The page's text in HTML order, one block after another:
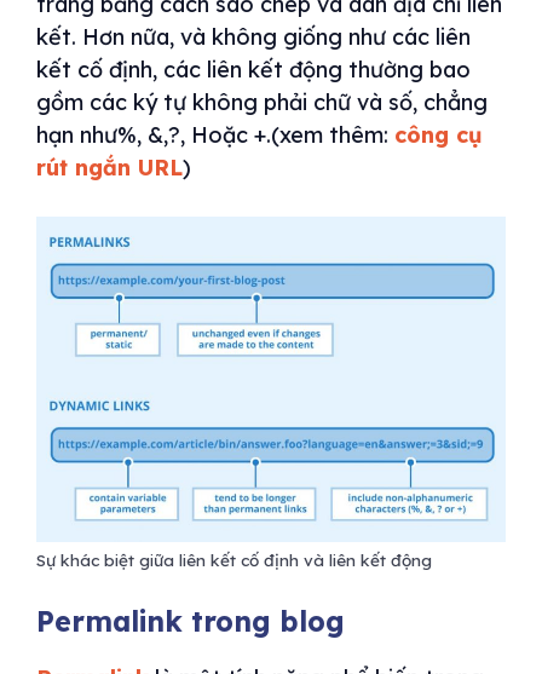
kết. Hơn nữa, và không giống như các liên
kết cố định, các liên kết động thường bao
gồm các ký tự không phải chữ và số, chẳng
hạn như%, &,?, Hoặc +.(xem thêm: công cụ
rút ngắn URL)
Sự khác biệt giữa liên kết cố định và liên kết động
Permalink trong blog